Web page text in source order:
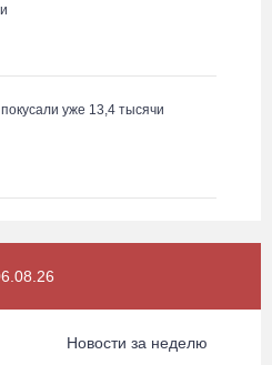
уже 13,4 тысячи
мотоцикла доставили в
Новости за неделю